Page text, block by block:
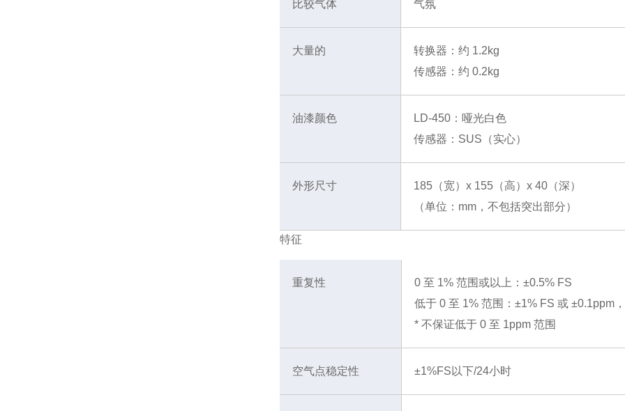
比较气体 气氛
大量的
转换器：约 1.2kg
传感器：约 0.2kg
油漆颜色
LD-450：哑光白色
传感器：SUS（实心）
外形尺寸
185（宽）x 155（高）x 40（深）
（单位：mm，不包括突出部分）
特征
重复性
0 至 1% 范围或以上：±0.5% FS
低于 0 至 1% 范围：±1% FS 或 ±0.1ppm
* 不保证低于 0 至 1ppm 范围
空气点稳定性 ±1%FS以下/24小时